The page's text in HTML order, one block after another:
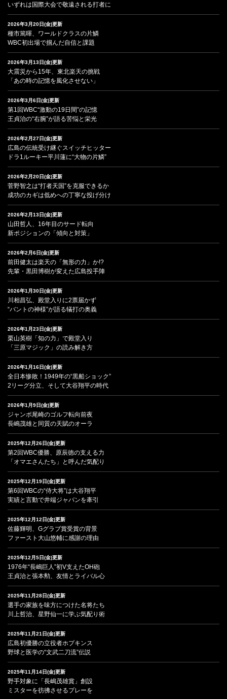
いずれは国際大会で敬遠される打者に
2026年3月20日(金)更新
種市篤暉、ワールドクラスの片鱗
WBC初出場で掴んだ自信と課題
2026年3月13日(金)更新
大震災から15年、東北楽天の挑戦
「あの時の記憶を風化させない」
2026年3月6日(金)更新
第1回WBC“激動の19日間”の記憶
王貞治の“右腕”が語る苦悩と栄光
2026年2月27日(金)更新
広島の伝統受け継ぐスイッチヒッター
ドラ1ルーキー平川蓮に“大物の片鱗”
2026年2月20日(金)更新
菅野智之は“打者天国”を克服できるか
成功のカギは低めへの丁寧な投げ分け
2026年2月13日(金)更新
山田哲人、16年目のサード転向
新ポジションの「傾向と対策」
2026年2月6日(金)更新
前田健太は楽天の「無形の力」か!?
先輩・黒田博樹が変えた広島投手陣
2026年1月30日(金)更新
川相昌弘、殿堂入りに2票届かず
“バントの神様”が語る犠打の奥義
2026年1月23日(金)更新
栗山英樹「知の力」で殿堂入り
「三原マジック」の読み解き方
2026年1月16日(金)更新
全日本惨敗！1949年の“黒船ショック”
2リーグ分立、そして大谷翔平の時代
2026年1月9日(金)更新
ジャンボ尾崎のゴルフ転向前夜
長嶋茂雄と同質の天賦のオーラ
2025年12月26日(金)更新
第2回WBC優勝、原辰徳の支える力
「オマエさんたち」と呼んだ気配り
2025年12月19日(金)更新
第6回WBCの“侍大将”は大谷翔平
実績と言動で井端ジャパンを牽引
2025年12月12日(金)更新
佐藤輝明、Gグラブ賞受賞の背景
ファースト大山悠輔に感謝の理由
2025年12月5日(金)更新
1976年“長嶋巨人”初V支えたOH砲
王貞治と張本勲、友情とライバル心
2025年11月28日(金)更新
選手の家族を味方につけた名将たち
川上哲治、星野仙一に学ぶ気配り術
2025年11月21日(金)更新
広島初優勝の立役者ホプキンス
野球と医学の“文武二刀流”伝説
2025年11月14日(金)更新
野手対象に「長嶋茂雄賞」創設
ミスターを彷彿させるプレーを